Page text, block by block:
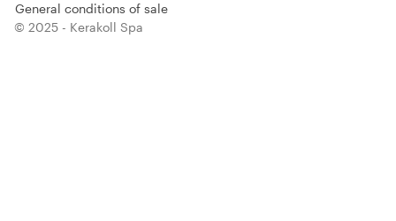
General conditions of sale
© 2025 - Kerakoll Spa